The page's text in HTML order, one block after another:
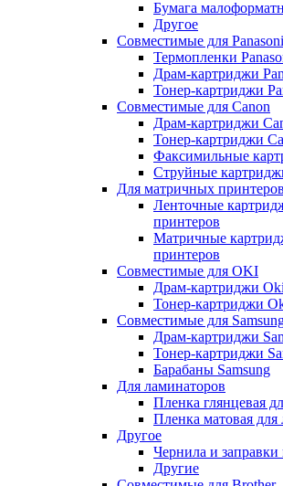
Бумага
Другое
Совместимые для
Термопленки
Драм-картриджи
Тонер-картриджи
Совместимые для Canon
Драм-картриджи
Тонер-картриджи
Факсимильные
Струйные
Для матричных принтеров
Ленточные
принтеров
Матричные
принтеров
Совместимые для OKI
Драм-картриджи Oki
Тонер-картриджи
Совместимые для
Драм-картриджи
Тонер-картриджи
Барабаны Samsung
Для ламинаторов
Пленка глянцевая
Пленка матовая для
Другое
Чернила и заправки
Другие